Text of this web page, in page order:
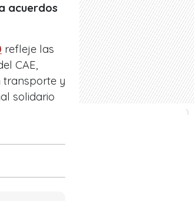
acuerdos
refleje las
CAE,
transporte y
solidario